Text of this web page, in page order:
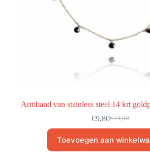
Armband van stainless steel 14 krt
€14,00
€9,80
Toevoegen aan